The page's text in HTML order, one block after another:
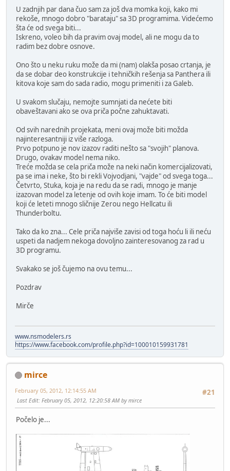
U zadnjih par dana čuo sam za još dva momka koji, kako mi
rekoše, mnogo dobro "barataju" sa 3D programima. Videćemo
šta će od svega biti...
Iskreno, voleo bih da pravim ovaj model, ali ne mogu da to
radim bez dobre osnove.
Ono što u neku ruku može da mi (nam) olakša posao crtanja, je
da se dobar deo konstrukcije i tehničkih rešenja sa Panthera ili
kitova koje sam do sada radio, mogu primeniti i za Galeb.
U svakom slučaju, nemojte sumnjati da nećete biti
obaveštavani ako se ova priča počne zahuktavati.
Od svih narednih projekata, meni ovaj može biti možda
najinteresantniji iz više razloga.
Prvo potpuno je nov izazov raditi nešto sa "svojih" planova.
Drugo, ovakav model nema niko.
Treće možda se cela priča može na neki način komercijalizovati,
pa se ima i neke, što bi rekli Vojvodjani, "vajde" od svega toga...
Četvrto, Stuka, koja je na redu da se radi, mnogo je manje
izazovan model za letenje od ovih koje imam. To će biti model
koji će leteti mnogo sličnije Zerou nego Hellcatu ili
Thunderboltu.
Tako da ko zna... Cele priča najviše zavisi od toga hoću li ili neću
uspeti da nadjem nekoga dovoljno zainteresovanog za rad u
3D programu.
Svakako se još čujemo na ovu temu...
Pozdrav
Mirče
www.nsmodelers.rs
https://www.facebook.com/profile.php?id=100010159931781
mirce
#21
February 05, 2012, 12:14:55 AM
Last Edit: February 05, 2012, 12:20:58 AM by mirce
Počelo je...